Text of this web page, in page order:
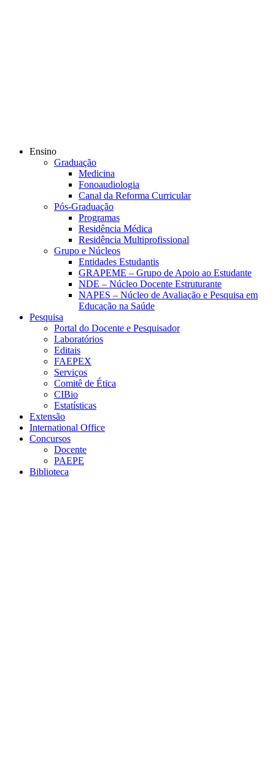
Ensino
Graduação
Medicina
Fonoaudiologia
Canal da Reforma Curricular
Pós-Graduação
Programas
Residência Médica
Residência Multiprofissional
Grupo e Núcleos
Entidades Estudantis
GRAPEME – Grupo de Apoio ao Estudante
NDE – Núcleo Docente Estruturante
NAPES – Núcleo de Avaliação e Pesquisa em
Educação na Saúde
Pesquisa
Portal do Docente e Pesquisador
Laboratórios
Editais
FAEPEX
Serviços
Comitê de Ética
CIBio
Estatísticas
Extensão
International Office
Concursos
Docente
PAEPE
Biblioteca